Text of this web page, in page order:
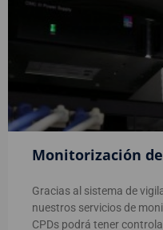
Monitorización de
Gracias al sistema de
nuestros servicios de
CPDs podrá tener